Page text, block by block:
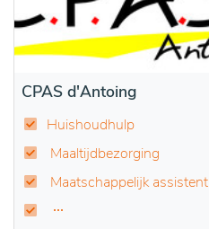
CPAS d'Antoing
Huishoudhulp
Maaltijdbezorging
Maatschappelijk assistent